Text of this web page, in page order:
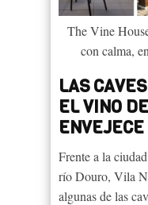
The Vine
con calma,
LAS
EL VINO
ENVEJECE
Frente a la
río Douro, Vila
algunas de las